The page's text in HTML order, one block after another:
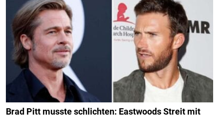
Brad Pitt musste schlichten: Eastwoods Streit mit